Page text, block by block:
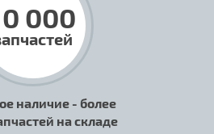
000
наличие - более
на складе